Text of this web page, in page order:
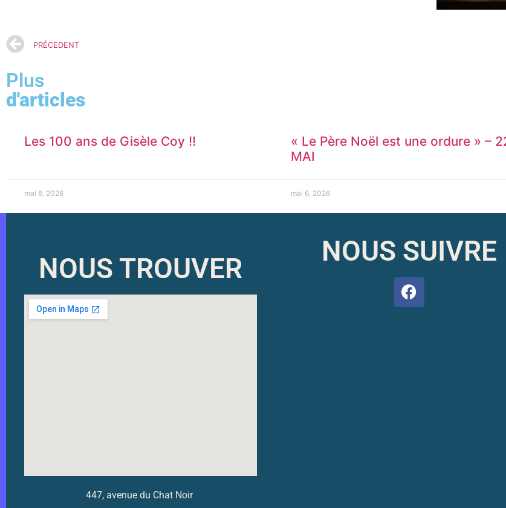
PRÉCEDENT
Plus
d'articles
Les 100 ans de Gisèle Coy !!
mai 8, 2026
« Le Père Noël est une ordure » –
MAI
mai 6, 2026
NOUS TROUVER
447, avenue du Chat Noir
NOUS SUIVRE